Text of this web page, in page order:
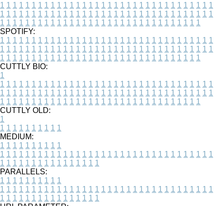
1 1 1 1 1 1 1 1 1 1 1 1 1 1 1 1 1 1 1 1 1 1 1 1 1 1 1 1 1 1 1 1 1 1
1 1 1 1 1 1 1 1 1 1 1 1 1 1 1 1 1 1 1 1 1 1 1 1 1 1 1 1 1 1 1 1 1 1
1 1 1 1 1 1 1 1 1 1 1 1 1 1 1 1 1 1 1 1 1 1 1 1 1 1 1 1 1 1 1 1
SPOTIFY:
1 1 1 1 1 1 1 1 1 1 1 1 1 1 1 1 1 1 1 1 1 1 1 1 1 1 1 1 1 1 1 1 1 1
1 1 1 1 1 1 1 1 1 1 1 1 1 1 1 1 1 1 1 1 1 1 1 1 1 1 1 1 1 1 1 1 1 1
1 1 1 1 1 1 1 1 1 1 1 1 1 1 1 1 1 1 1 1 1 1 1 1 1 1 1 1 1 1 1 1
CUTTLY BIO:
1
1 1 1 1 1 1 1 1 1 1 1 1 1 1 1 1 1 1 1 1 1 1 1 1 1 1 1 1 1 1 1 1 1 1
1 1 1 1 1 1 1 1 1 1 1 1 1 1 1 1 1 1 1 1 1 1 1 1 1 1 1 1 1 1 1 1 1 1
1 1 1 1 1 1 1 1 1 1 1 1 1 1 1 1 1 1 1 1 1 1 1 1 1 1 1 1 1 1 1 1
CUTTLY OLD:
1
1 1 1 1 1 1 1 1 1 1
MEDIUM:
1 1 1 1 1 1 1 1 1 1
1 1 1 1 1 1 1 1 1 1 1 1 1 1 1 1 1 1 1 1 1 1 1 1 1 1 1 1 1 1 1 1 1 1
1 1 1 1 1 1 1 1 1 1 1 1 1 1 1 1
PARALLELS:
1 1 1 1 1 1 1 1 1 1
1 1 1 1 1 1 1 1 1 1 1 1 1 1 1 1 1 1 1 1 1 1 1 1 1 1 1 1 1 1 1 1 1 1
1 1 1 1 1 1 1 1 1 1 1 1 1 1 1 1